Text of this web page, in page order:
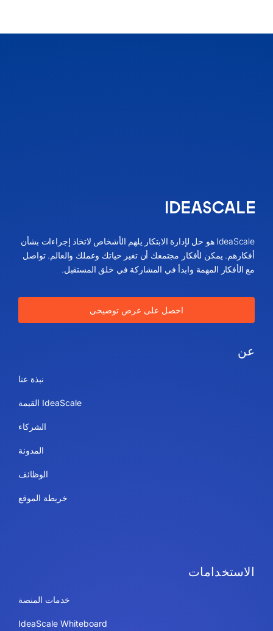
IdeaScale هو حل لإدارة الابتكار يلهم الأشخاص لاتخاذ إجراءات بشأن
أفكارهم. يمكن لأفكار مجتمعك أن تغير حياتك وعملك والعالم. تواصل
مع الأفكار المهمة وابدأ في المشاركة في خلق المستقبل.
احصل على عرض توضيحي
عن
نبذة عنا
IdeaScale القيمة
الشركاء
المدونة
الوظائف
خريطة الموقع
الاستخدامات
خدمات المنصة
IdeaScale Whiteboard